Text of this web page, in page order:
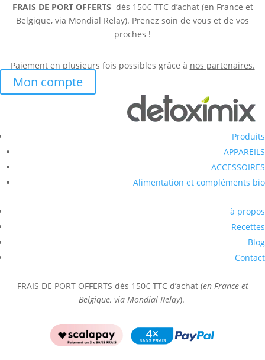
FRAIS DE PORT OFFERTS dès 150€ TTC d’achat (en France et
Belgique, via Mondial Relay). Prenez soin de vous et de vos
proches !
Paiement en plusieurs fois possibles grâce à nos partenaires.
Mon compte
Produits
APPAREILS
ACCESSOIRES
Alimentation et compléments bio
à propos
Recettes
Blog
Contact
FRAIS DE PORT OFFERTS dès 150€ TTC d’achat (en France et
Belgique, via Mondial Relay).